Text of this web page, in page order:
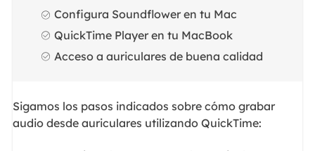
Configura Soundflower en tu Mac
QuickTime Player en tu MacBook
Acceso a auriculares de buena calidad
Sigamos los pasos indicados sobre cómo grabar
audio desde auriculares utilizando QuickTime: